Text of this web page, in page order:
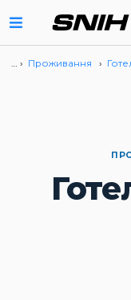
… › Проживання ›